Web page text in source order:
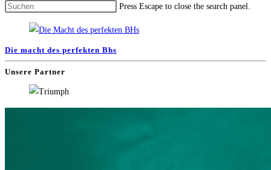
Press Escape to close the search panel.
Die macht des perfekten Bhs
Unsere Partner